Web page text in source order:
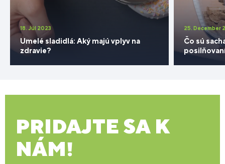
18. Júl 2023
Umelé sladidlá: Aký majú vplyv na
zdravie?
25. December
Čo sú
PRIDAJTE SA K
NÁM!